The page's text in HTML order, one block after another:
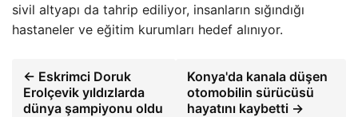
sivil altyapı da tahrip ediliyor, insanların sığındığı
hastaneler ve eğitim kurumları hedef alınıyor.
← Eskrimci Doruk
Erolçevik yıldızlarda
dünya şampiyonu oldu
Konya'da kanala düşen
otomobilin sürücüsü
hayatını kaybetti →